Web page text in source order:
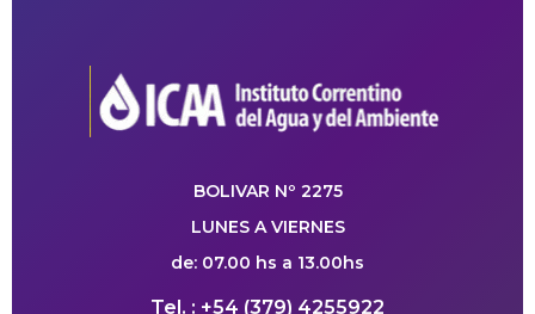
BOLIVAR Nº 2275
LUNES A VIERNES
de: 07.00 hs a 13.00hs
Tel. : +54 (379) 4255922